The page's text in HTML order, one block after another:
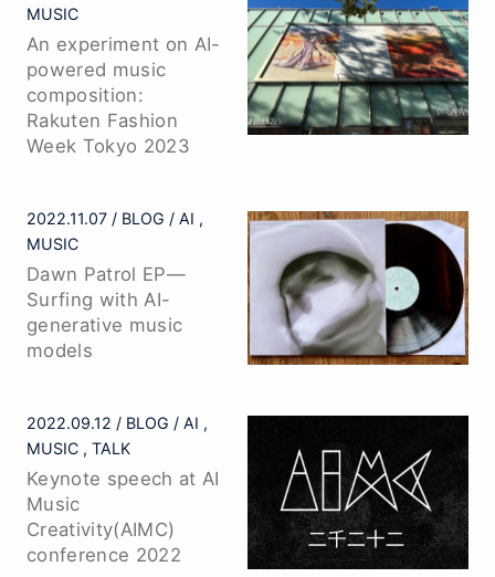
MUSIC
An experiment on AI-
powered music
composition:
Rakuten Fashion
Week Tokyo 2023
2022.11.07 BLOG
AI
MUSIC
Dawn Patrol EP—
Surfing with AI-
generative music
models
2022.09.12 BLOG
AI
MUSIC
TALK
Keynote speech at AI
Music
Creativity(AIMC)
conference 2022